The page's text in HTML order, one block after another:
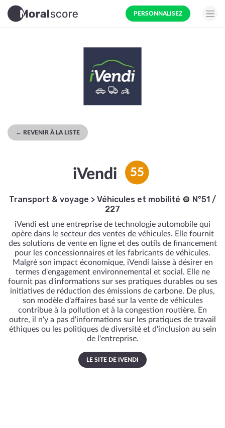
PERSONNALISEZ
← REVENIR À LA LISTE
iVendi 55
Transport & voyage > Véhicules et mobilité
N°51 /
227
iVendi est une entreprise de technologie automobile qui
opère dans le secteur des ventes de véhicules. Elle fournit
des solutions de vente en ligne et des outils de financement
pour les concessionnaires et les fabricants de véhicules.
Malgré son impact économique, iVendi laisse à désirer en
termes d'engagement environnemental et social. Elle ne
fournit pas d'informations sur ses pratiques durables ou ses
initiatives de réduction des émissions de carbone. De plus,
son modèle d'affaires basé sur la vente de véhicules
contribue à la pollution et à la congestion routière. En
outre, il n'y a pas d'informations sur les pratiques de travail
éthiques ou les politiques de diversité et d'inclusion au sein
de l'entreprise.
LE SITE DE IVENDI